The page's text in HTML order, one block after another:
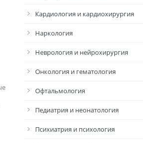
Кардиология и кардиохирургия
Наркология
Неврология и нейрохирургия
Онкология и гематология
Офтальмология
Педиатрия и неонатология
Психиатрия и психология